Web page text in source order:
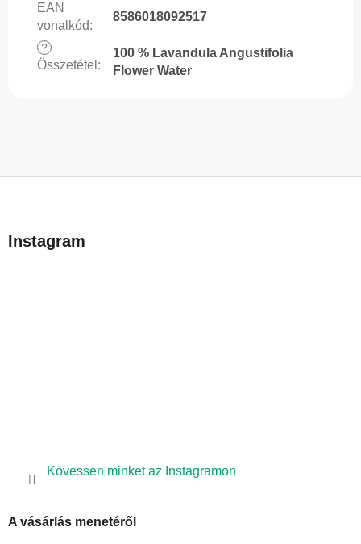
EAN
vonalkód:
8586018092517
?
Összetétel :
100 % Lavandula Angustifolia
Flower Water
bInstagram
Kövessen minket az Instagramon
A vásárlás menetéről